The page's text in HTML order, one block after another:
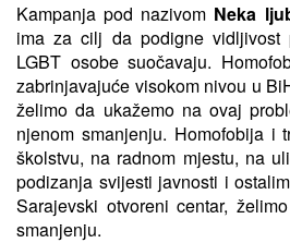
Kampanja pod nazivom Neka
ima za cilj da podigne vidljivost
LGBT osobe suočavaju.
zabrinjavajuće visokom nivou u
želimo da ukažemo na ovaj
njenom smanjenju. Homofobija i
školstvu, na radnom mjestu, na
podizanja svijesti javnosti i
Sarajevski otvoreni centar,
smanjenju.